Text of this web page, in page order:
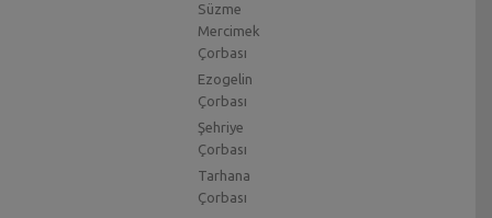
Süzme
Mercimek
Çorbası
Ezogelin
Çorbası
Şehriye
Çorbası
Tarhana
Çorbası